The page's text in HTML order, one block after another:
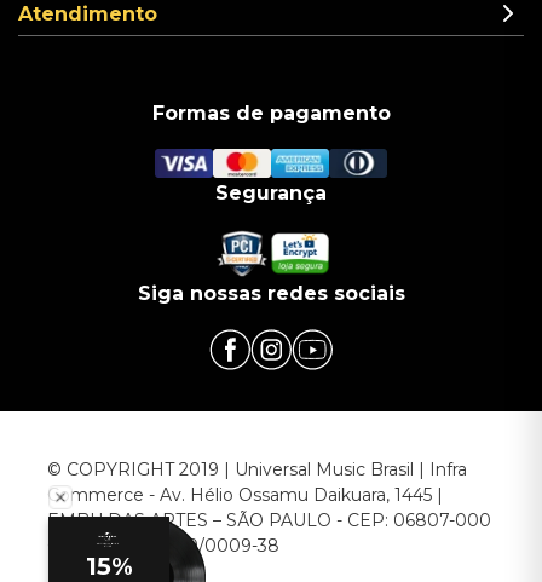
Atendimento
Formas de pagamento
Segurança
Siga nossas redes sociais
© COPYRIGHT 2019 | Universal Music Brasil | Infra
Commerce - Av. Hélio Ossamu Daikuara, 1445 |
EMBU DAS ARTES – SÃO PAULO - CEP: 06807-000
CNPJ: 00.952.789/0009-38